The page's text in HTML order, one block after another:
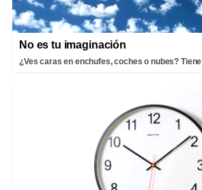
No es tu imaginación
¿Ves caras en enchufes, coches o nubes?